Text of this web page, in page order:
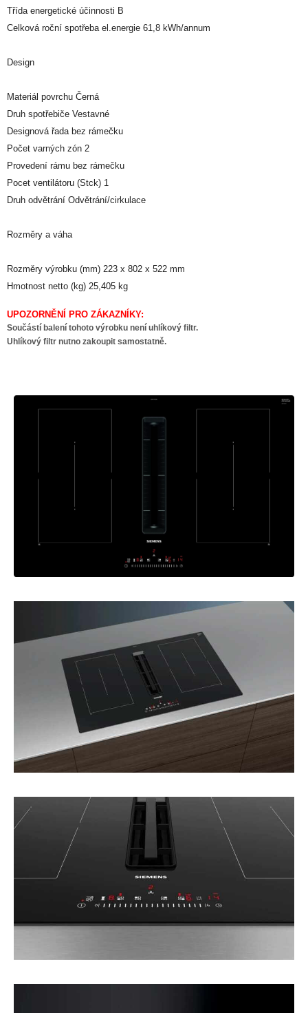
Třída energetické účinnosti B
Celková roční spotřeba el.energie 61,8 kWh/annum
Design
Materiál povrchu Černá
Druh spotřebiče Vestavné
Designová řada bez rámečku
Počet varných zón 2
Provedení rámu bez rámečku
Pocet ventilátoru (Stck) 1
Druh odvětrání Odvětrání/cirkulace
Rozměry a váha
Rozměry výrobku (mm) 223 x 802 x 522 mm
Hmotnost netto (kg) 25,405 kg
UPOZORNĚNÍ PRO ZÁKAZNÍKY:
Součástí balení tohoto výrobku není uhlíkový filtr.
Uhlíkový filtr nutno zakoupit samostatně.